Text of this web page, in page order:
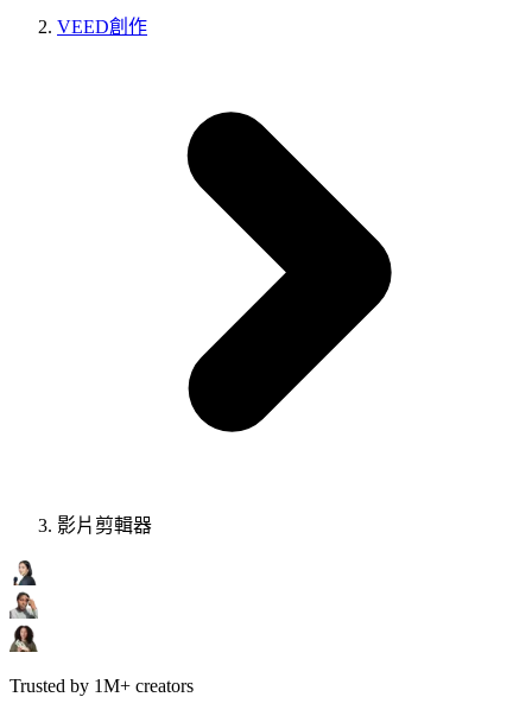
VEED創作
影片剪輯器
Trusted by 1M+ creators